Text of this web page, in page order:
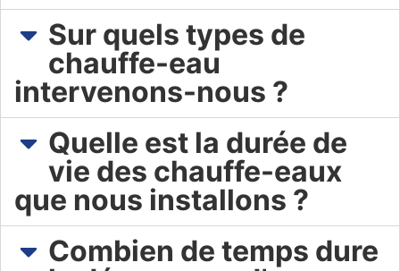
Sur quels types de
chauffe-eau
intervenons-nous ?​
Quelle est la durée de
vie des chauffe-eaux
que nous installons ?
Combien de temps dure